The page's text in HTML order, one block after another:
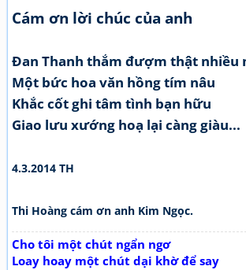
Cám ơn lời chúc của anh
Đan Thanh thắm đượm thật nhiều
Một bức hoa văn hồng tím nâu
Khắc cốt ghi tâm tình bạn hữu
Giao lưu xướng hoạ lại càng giàu...
4.3.2014 TH
Thi Hoàng cám ơn anh Kim Ngọc.
Cho tôi một chút ngẩn ngơ
Loay hoay một chút dại khờ để say